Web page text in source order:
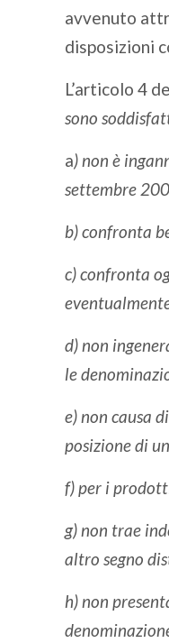
avvenuto
disposizioni
L’articolo 4
sono
a) non è
settembre
b) confronta
c) confronta
d) non
le
e) non causa
posizione di
f) per i
g) non trae
altro segno
h) non